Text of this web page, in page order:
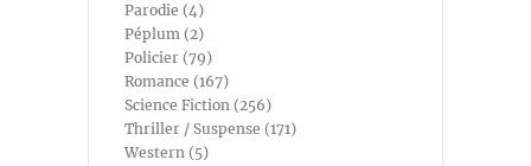
Parodie (4)
Péplum (2)
Policier (79)
Romance (167)
Science Fiction (256)
Thriller / Suspense (171)
Western (5)